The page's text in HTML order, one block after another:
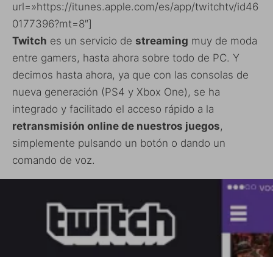
url=»https://itunes.apple.com/es/app/twitchtv/id46
0177396?mt=8″]
Twitch es un servicio de streaming muy de moda
entre gamers, hasta ahora sobre todo de PC. Y
decimos hasta ahora, ya que con las consolas de
nueva generación (PS4 y Xbox One), se ha
integrado y facilitado el acceso rápido a la
retransmisión online de nuestros juegos,
simplemente pulsando un botón o dando un
comando de voz.